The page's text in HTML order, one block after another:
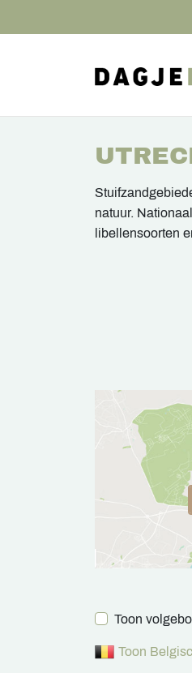
natuur.
libellensoorten
Toon
Toon